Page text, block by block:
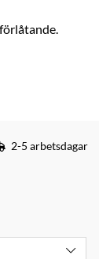
2-5 arbetsdagar